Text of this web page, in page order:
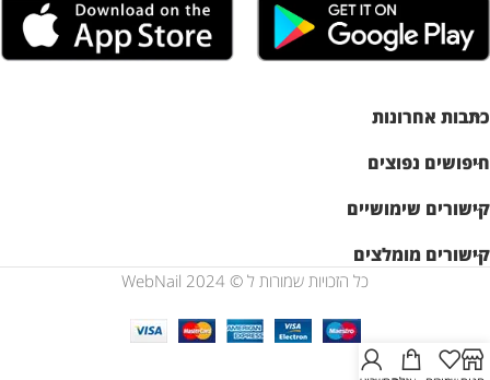
כתבות אחרונות
חיפושים נפוצים
קישורים שימושיים
קישורים מומלצים
כל הזכויות שמורות ל © WebNail 2024